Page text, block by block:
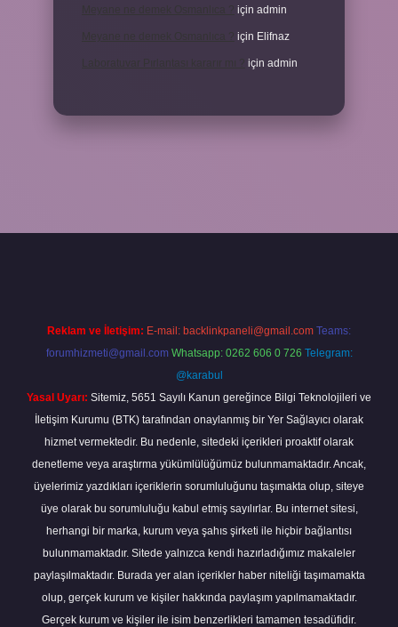
için admin
için Elifnaz
Laboratuvar Pırlantası kararır mı ? için admin
Reklam ve İletişim: E-mail: backlinkpaneli@gmail.com Teams:
forumhizmeti@gmail.com Whatsapp: 0262 606 0 726 Telegram:
@karabul
Yasal Uyarı: Sitemiz, 5651 Sayılı Kanun gereğince Bilgi Teknolojileri ve
İletişim Kurumu (BTK) tarafından onaylanmış bir Yer Sağlayıcı olarak
hizmet vermektedir. Bu nedenle, sitedeki içerikleri proaktif olarak
denetleme veya araştırma yükümlülüğümüz bulunmamaktadır. Ancak,
üyelerimiz yazdıkları içeriklerin sorumluluğunu taşımakta olup, siteye
üye olarak bu sorumluluğu kabul etmiş sayılırlar. Bu internet sitesi,
herhangi bir marka, kurum veya şahıs şirketi ile hiçbir bağlantısı
bulunmamaktadır. Sitede yalnızca kendi hazırladığımız makaleler
paylaşılmaktadır. Burada yer alan içerikler haber niteliği taşımamakta
olup, gerçek kurum ve kişiler hakkında paylaşım yapılmamaktadır.
Gerçek kurum ve kişiler ile isim benzerlikleri tamamen tesadüfidir.